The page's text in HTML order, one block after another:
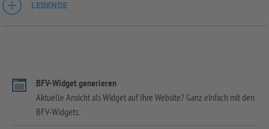
LEGENDE
BFV-Widget generieren
Aktuelle Ansicht als Widget auf Ihre Website? Ganz einfach mit den
BFV-Widgets.